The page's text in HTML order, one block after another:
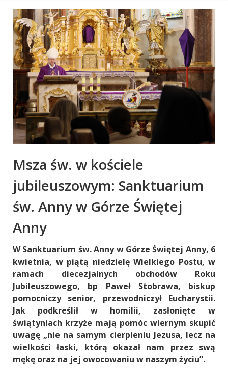
Msza św. w kościele
jubileuszowym: Sanktuarium
św. Anny w Górze Świętej
Anny
W Sanktuarium św. Anny w Górze Świętej Anny, 6
kwietnia, w piątą niedzielę Wielkiego Postu, w
ramach diecezjalnych obchodów Roku
Jubileuszowego, bp Paweł Stobrawa, biskup
pomocniczy senior, przewodniczył Eucharystii.
Jak podkreślił w homilii, zasłonięte w
świątyniach krzyże mają pomóc wiernym skupić
uwagę „nie na samym cierpieniu Jezusa, lecz na
wielkości łaski, którą okazał nam przez swą
mękę oraz na jej owocowaniu w naszym życiu”.